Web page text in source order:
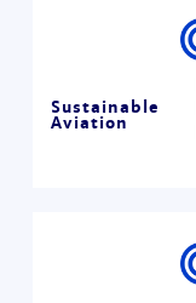
Sustainable
Aviation